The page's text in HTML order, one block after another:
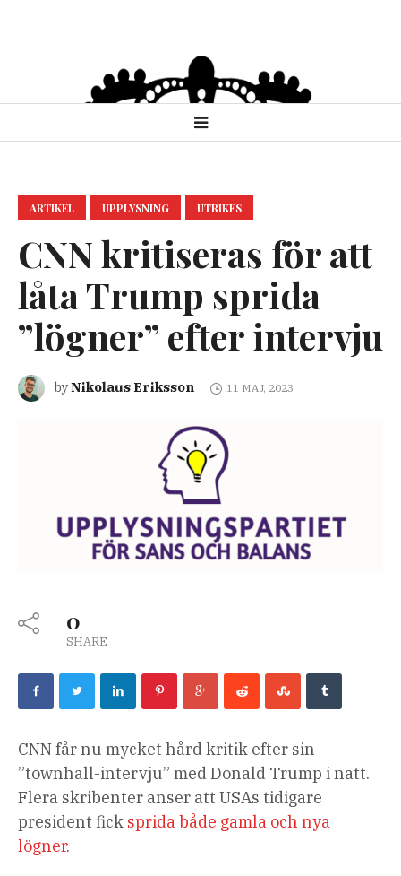
ARTIKEL UPPLYSNING UTRIKES
CNN kritiseras för att
låta Trump sprida
”lögner” efter intervju
byNikolaus Eriksson 11 MAJ, 2023
0
SHARE
CNN får nu mycket hård kritik efter sin
”townhall-intervju” med Donald Trump i natt.
Flera skribenter anser att USAs tidigare
president fick sprida både gamla och nya
lögner.